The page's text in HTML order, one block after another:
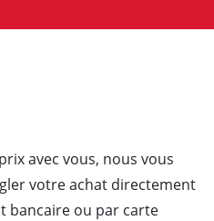
avec vous, nous vous
votre achat directement
bancaire ou par carte